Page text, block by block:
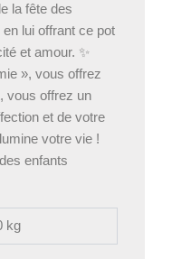
la fête des
lui offrant ce pot
et amour. ✨
», vous offrez
vous offrez un
et de votre
votre vie !
enfants
kg